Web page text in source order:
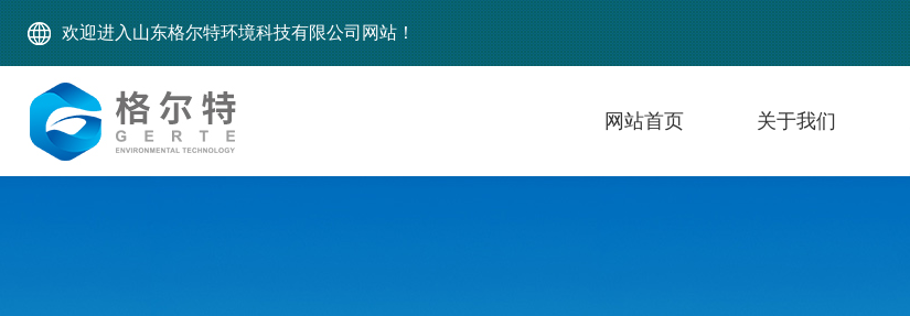
欢迎进入山东格尔特环境科技有限公司网站！
网站首页 关于我们